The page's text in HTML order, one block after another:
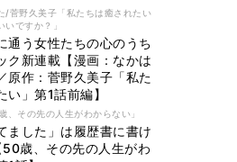
/菅野久美子「私たちは癒されたい
ですか？」
通う女性たちの心のうち
ク新連載【漫画：なかは
原作：菅野久美子「私た
い」第1話前編】
、その先の人生がわからない」
ました」は履歴書に書け
歳、その先の人生がわ